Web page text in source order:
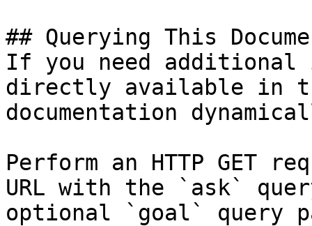
## Querying This
If you need
directly available in
documentation
Perform an HTTP GET
URL with the `ask`
optional `goal` query